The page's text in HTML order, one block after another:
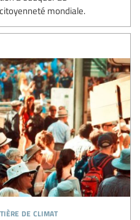
mondiale.
de climat